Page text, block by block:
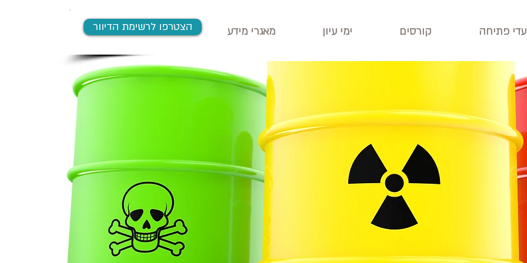
הצטרפו לרשימת הדיוור פתיחה קורסים ימי עיון מאגרי מידע